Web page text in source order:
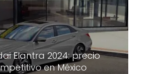
Elantra 2024: precio
en México